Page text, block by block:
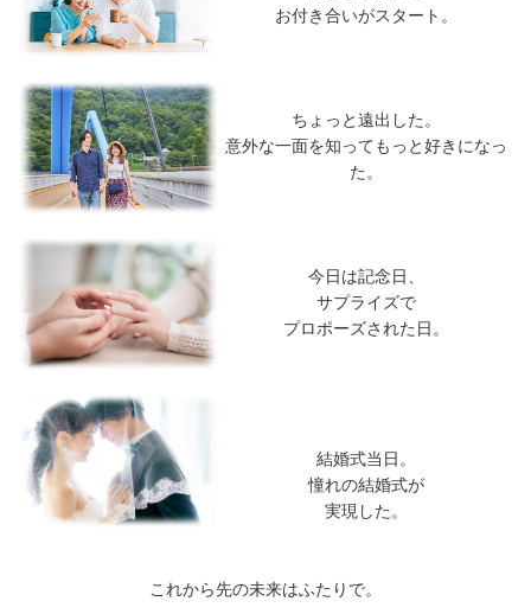
お付き合いがスタート。
ちょっと遠出した。
意外な一面を知ってもっと好きになっ
た。
今日は記念日、
サプライズで
プロポーズされた日。
結婚式当日。
憧れの結婚式が
実現した。
これから先の未来はふたりで。